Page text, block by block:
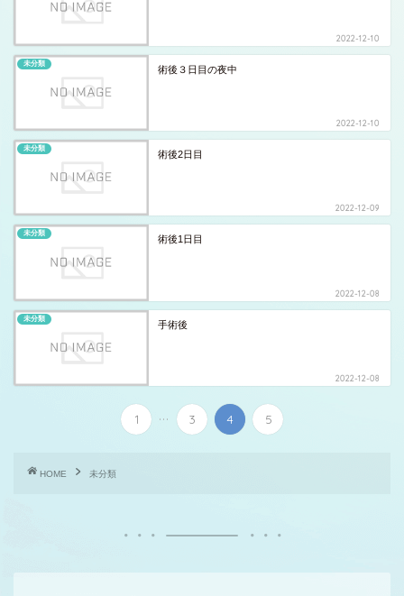
2022-12-10
未分類
術後３日目の夜中
2022-12-10
未分類
術後2日目
2022-12-09
未分類
術後1日目
2022-12-08
未分類
手術後
2022-12-08
1 ... 3 4 5
HOME 未分類